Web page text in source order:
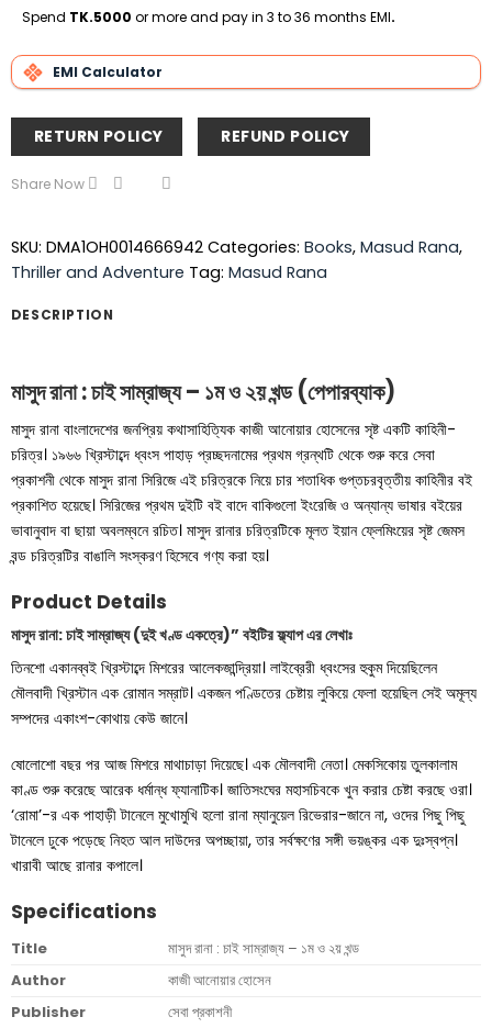
Delivery
Spend TK.5000 or more and pay in 3 to 36 months EMI.
EMI Calculator
RETURN POLICY REFUND POLICY
Share Now
SKU: DMA1OH0014666942 Categories: Books, Masud Rana,
Thriller and Adventure Tag: Masud Rana
DESCRIPTION
মাসুদ রানা : চাই সাম্রাজ্য – ১ম ও ২য় খন্ড (পেপারব্যাক)
মাসুদ রানা বাংলাদেশের জনপ্রিয় কথাসাহিত্যিক কাজী আনোয়ার হোসেনের সৃষ্ট একটি কাহিনী-
চরিত্র। ১৯৬৬ খ্রিস্টাব্দে ধ্বংস পাহাড় প্রচ্ছদনামের প্রথম গ্রন্থটি থেকে শুরু করে সেবা
প্রকাশনী থেকে মাসুদ রানা সিরিজে এই চরিত্রকে নিয়ে চার শতাধিক গুপ্তচরবৃত্তীয় কাহিনীর বই
প্রকাশিত হয়েছে। সিরিজের প্রথম দুইটি বই বাদে বাকিগুলো ইংরেজি ও অন্যান্য ভাষার বইয়ের
ভাবানুবাদ বা ছায়া অবলম্বনে রচিত। মাসুদ রানার চরিত্রটিকে মূলত ইয়ান ফ্লেমিংয়ের সৃষ্ট জেমস
বন্ড চরিত্রটির বাঙালি সংস্করণ হিসেবে গণ্য করা হয়।
Product Details
মাসুদ রানা: চাই সাম্রাজ্য (দুই খণ্ড একত্রে)” বইটির ফ্ল্যাপ এর লেখাঃ
তিনশো একানব্বই খ্রিস্টাব্দে মিশরের আলেকজান্দ্রিয়া। লাইব্রেরী ধ্বংসের হুকুম দিয়েছিলেন
মৌলবাদী খ্রিস্টান এক রোমান সম্রাট। একজন পণ্ডিতের চেষ্টায় লুকিয়ে ফেলা হয়েছিল সেই অমূল্য
সম্পদের একাংশ-কোথায় কেউ জানে।
ষোলোশো বছর পর আজ মিশরে মাথাচাড়া দিয়েছে। এক মৌলবাদী নেতা। মেকসিকোয় তুলকালাম
কাণ্ড শুরু করেছে আরেক ধর্মান্ধ ফ্যানাটিক। জাতিসংঘের মহাসচিবকে খুন করার চেষ্টা করছে ওরা।
‘রোমা’-র এক পাহাড়ী টানেলে মুখোমুখি হলো রানা ম্যানুয়েল রিভেরার-জানে না, ওদের পিছু পিছু
টানেলে ঢুকে পড়েছে নিহত আল দাউদের অপচ্ছায়া, তার সর্বক্ষণের সঙ্গী ভয়ঙ্কর এক দুঃস্বপ্ন।
খারাবী আছে রানার কপালে।
Specifications
Title
মাসুদ রানা : চাই সাম্রাজ্য – ১ম ও ২য় খন্ড
Author
কাজী আনোয়ার হোসেন
Publisher
সেবা প্রকাশনী